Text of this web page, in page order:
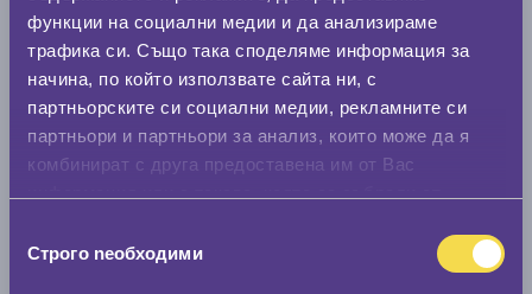
функции на социални медии и да анализираме
трафика си. Също така споделяме информация за
начина, по който използвате сайта ни, с
партньорските си социални медии, рекламните си
партньори и партньори за анализ, които може да я
комбинират с друга предоставена им от Вас
наСтрого nеобходими
виж повече